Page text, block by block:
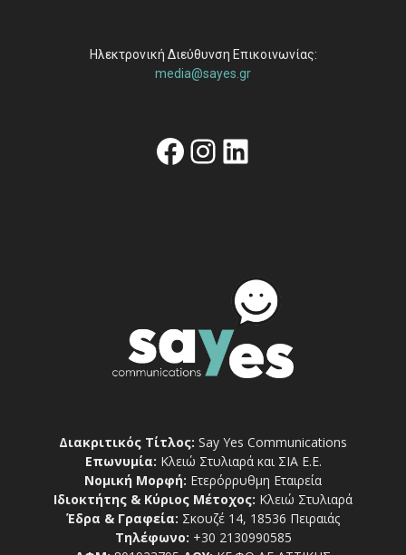
Ηλεκτρονική Διεύθυνση Επικοινωνίας:
media@sayes.gr
Facebook
Instagram
Linkedin
Διακριτικός Τίτλος: Say Yes Communications
Επωνυμία: Κλειώ Στυλιαρά και ΣΙΑ Ε.Ε.
Νομική Μορφή: Ετερόρρυθμη Εταιρεία
Ιδιοκτήτης & Κύριος Μέτοχος: Κλειώ Στυλιαρά
Έδρα & Γραφεία: Σκουζέ 14, 18536 Πειραιάς
Τηλέφωνο: +30 2130990585